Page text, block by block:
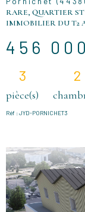
RARE, QUARTIER
IMMOBILIER DU T2
456
3
pièce(s)
2
Réf : JYD-PORNICHET3